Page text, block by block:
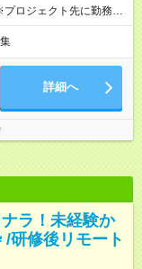
す。 実際にほぼ全員
プも目指せる環境で
あります。 雇用形態：
円以上 上記額にはみ
支給いたします。 みな
12ヶ月間）も、試用期
ロジェクト先に勤務時
以内
詳細へ
ラ！未経験か
研修後リモート